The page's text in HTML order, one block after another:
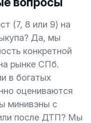
(7, 8 или 9) на
Да, мы
конкретной
рынке СПб.
в богатых
оцениваются
минивэны с
после ДТП? Мы